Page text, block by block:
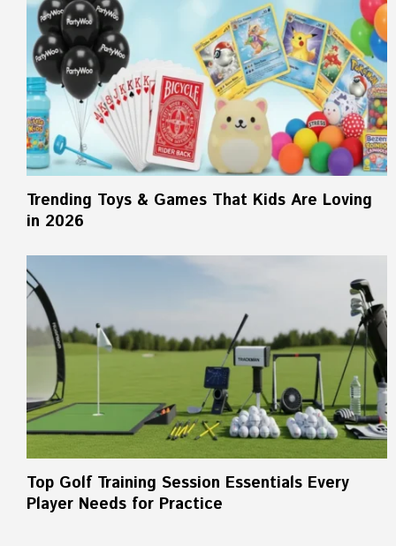
Trending Toys & Games That Kids Are Loving
in 2026
Top Golf Training Session Essentials Every
Player Needs for Practice